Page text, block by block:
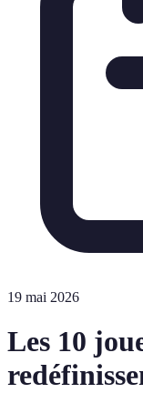
19 mai 2026
Les 10